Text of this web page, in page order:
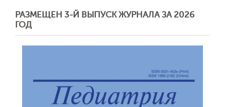
РАЗМЕЩЕН 3-Й ВЫПУСК ЖУРНАЛА ЗА 2026
ГОД